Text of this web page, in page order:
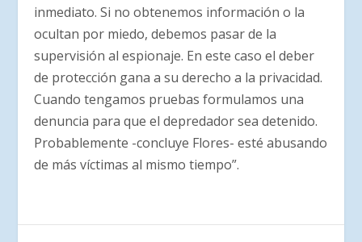
inmediato. Si no obtenemos información o la
ocultan por miedo, debemos pasar de la
supervisión al espionaje. En este caso el deber
de protección gana a su derecho a la privacidad.
Cuando tengamos pruebas formulamos una
denuncia para que el depredador sea detenido.
Probablemente -concluye Flores- esté abusando
de más víctimas al mismo tiempo”.